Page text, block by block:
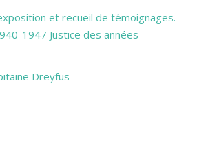
et recueil de témoignages.
1947 Justice des années
Dreyfus